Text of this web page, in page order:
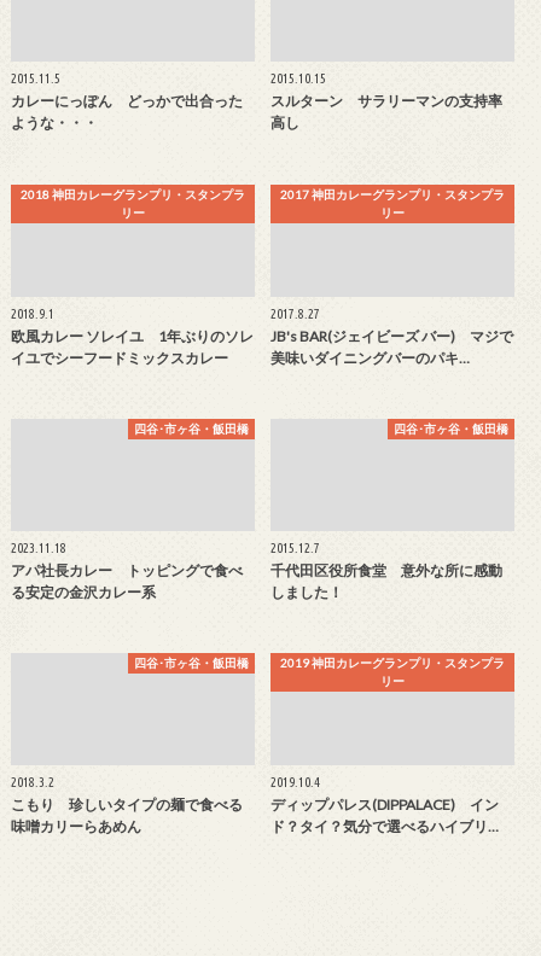
2015.11.5
カレーにっぽん どっかで出合った
ような・・・
2015.10.15
スルターン サラリーマンの支持率
高し
2018 神田カレーグランプリ・スタンプラ
リー
2018.9.1
欧風カレー ソレイユ 1年ぶりのソレ
イユでシーフードミックスカレー
2017 神田カレーグランプリ・スタンプラ
リー
2017.8.27
JB's BAR(ジェイビーズ バー) マジで
美味いダイニングバーのパキ…
四谷･市ヶ谷・飯田橋
2023.11.18
アパ社長カレー トッピングで食べ
る安定の金沢カレー系
四谷･市ヶ谷・飯田橋
2015.12.7
千代田区役所食堂 意外な所に感動
しました！
四谷･市ヶ谷・飯田橋
2018.3.2
こもり 珍しいタイプの麺で食べる
味噌カリーらあめん
2019 神田カレーグランプリ・スタンプラ
リー
2019.10.4
ディップパレス(DIPPALACE) イン
ド？タイ？気分で選べるハイブリ…